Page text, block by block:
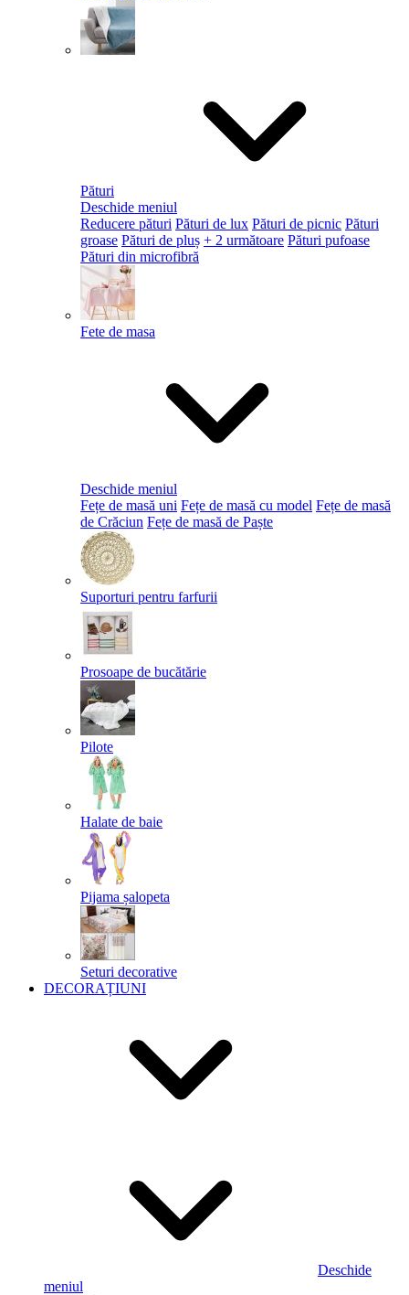
Pături
Deschide meniul
Reducere pături Pături de lux Pături de picnic Pături
groase Pături de pluș + 2 următoare Pături pufoase
Pături din microfibră
Fete de masa
Deschide meniul
Fețe de masă uni Fețe de masă cu model Fețe de masă
de Crăciun Fețe de masă de Paște​
Suporturi pentru farfurii
Prosoape de bucătărie
Pilote
Halate de baie
Pijama șalopeta
Seturi decorative
DECORAȚIUNI
Deschide
meniul